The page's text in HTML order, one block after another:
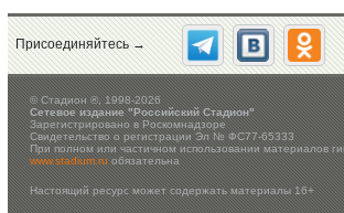
Присоединяйтесь →
©Стадион ®, 1998-2026
Сетевое издание "Российский Стадион"
Зарегистрировано в Роскомнадзоре
Свидетельство о регистрации Эл № ФС77-65333
При полном или частичном использовании материалов
www.stadium.ruобязательна
Настоящий ресурс может содержать материалы 16+